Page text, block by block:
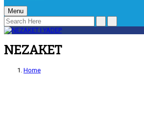
Menu
NEZAKET
Home